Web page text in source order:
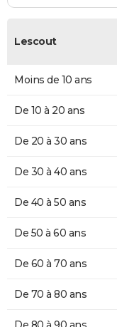
Lescout
Moins de 10 ans
De 10 à 20 ans
De 20 à 30 ans
De 30 à 40 ans
De 40 à 50 ans
De 50 à 60 ans
De 60 à 70 ans
De 70 à 80 ans